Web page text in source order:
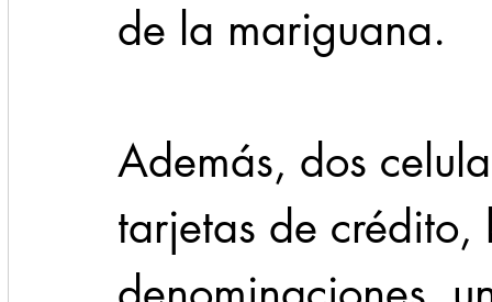
de la mariguana.
Además, dos
tarjetas de